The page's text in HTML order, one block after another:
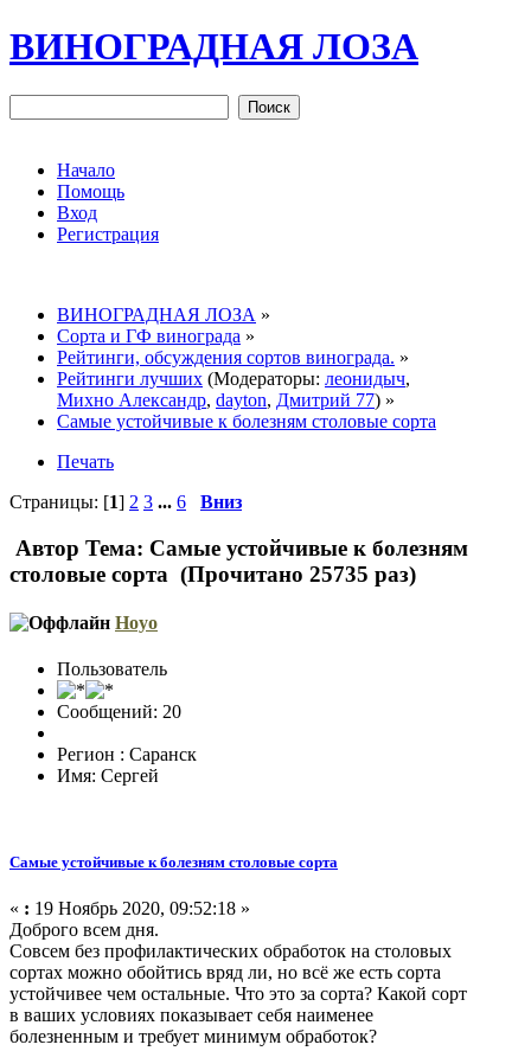
ВИНОГРАДНАЯ ЛОЗА
Начало
Помощь
Вход
Регистрация
ВИНОГРАДНАЯ ЛОЗА »
Сорта и ГФ винограда »
Рейтинги, обсуждения сортов винограда. »
Рейтинги лучших (Модераторы: леонидыч,
Михно Александр, dayton, Дмитрий 77) »
Самые устойчивые к болезням столовые сорта
Печать
Страницы: [1] 2 3 ... 6 Вниз
Автор Тема: Самые устойчивые к болезням
столовые сорта (Прочитано 25735 раз)
Hoyo
Пользователь
Сообщений: 20
Регион : Саранск
Имя: Сергей
Самые устойчивые к болезням столовые сорта
« : 19 Ноябрь 2020, 09:52:18 »
Доброго всем дня.
Совсем без профилактических обработок на столовых
сортах можно обойтись вряд ли, но всё же есть сорта
устойчивее чем остальные. Что это за сорта? Какой сорт
в ваших условиях показывает себя наименее
болезненным и требует минимум обработок?